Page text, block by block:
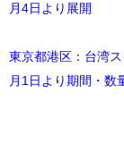
月4日より展開
東京都港区：台湾
月1日より期間・数